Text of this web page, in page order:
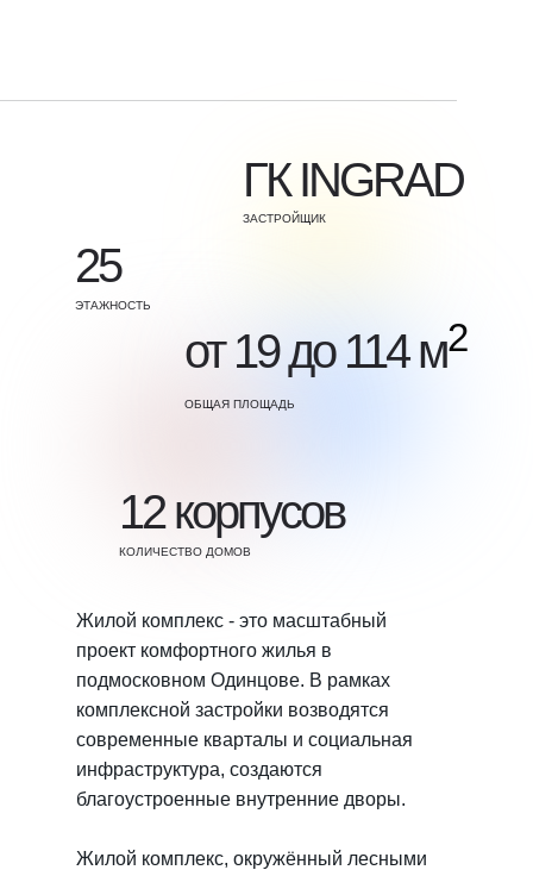
Жилой комплекс - это масштабный
проект комфортного жилья в
подмосковном Одинцове. В рамках
комплексной застройки возводятся
современные кварталы и социальная
инфраструктура, создаются
благоустроенные внутренние дворы.
Жилой комплекс, окружённый лесными
ГК INGRAD
ЗАСТРОЙЩИК
25
ЭТАЖНОСТЬ
12 корпусов
КОЛИЧЕСТВО ДОМОВ
от 19 до 114 м2
ОБЩАЯ ПЛОЩАДЬ